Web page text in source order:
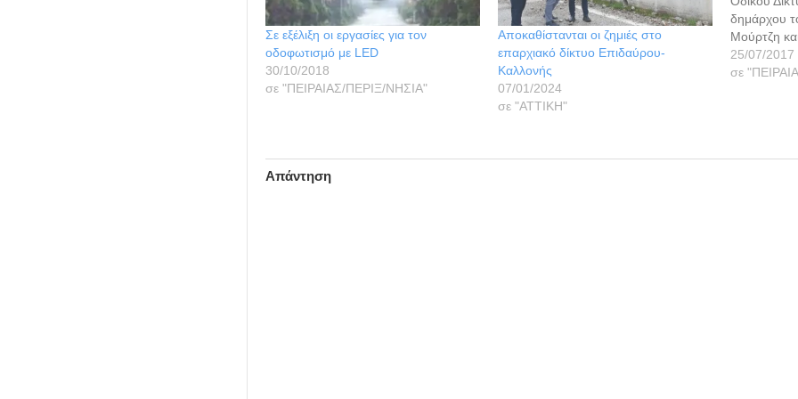
Σε εξέλιξη οι εργασίες για τον
οδοφωτισμό με LED
30/10/2018
σε "ΠΕΙΡΑΙΑΣ/ΠΕΡΙΞ/ΝΗΣΙΑ"
Αποκαθίστανται οι ζημιές στο
επαρχιακό δίκτυο Επιδαύρου-
Καλλονής
07/01/2024
σε "ΑΤΤΙΚΗ"
δημάρχου
Μούρτζη
έκπτωση
25/07/2017
σε
Απάντηση